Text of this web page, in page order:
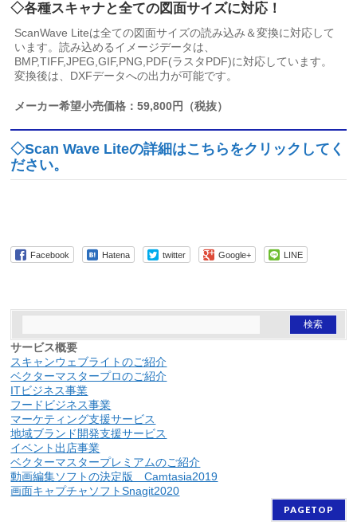
◇各種スキャナと全ての図面サイズに対応！
ScanWave Liteは全ての図面サイズの読み込み＆変換に対応して
います。読み込めるイメージデータは、
BMP,TIFF,JPEG,GIF,PNG,PDF(ラスタPDF)に対応しています。
変換後は、DXFデータへの出力が可能です。
メーカー希望小売価格：59,800円（税抜）
◇Scan Wave Liteの詳細はこちらをクリックしてく
ださい。
Facebook Hatena twitter Google+ LINE
サービス概要
スキャンウェブライトのご紹介
ベクターマスタープロのご紹介
ITビジネス事業
フードビジネス事業
マーケティング支援サービス
地域ブランド開発支援サービス
イベント出店事業
ベクターマスタープレミアムのご紹介
動画編集ソフトの決定版 Camtasia2019
画面キャプチャソフトSnagit2020
PAGETOP